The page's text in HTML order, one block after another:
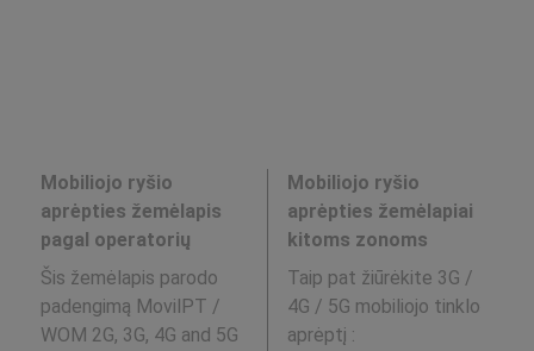
Mobiliojo ryšio
aprėpties žemėlapis
pagal operatorių
Šis žemėlapis parodo
padengimą MovilPT /
WOM 2G, 3G, 4G and 5G
Mobiliojo ryšio
aprėpties žemėlapiai
kitoms zonoms
Taip pat žiūrėkite 3G /
4G / 5G mobiliojo tinklo
aprėptį :